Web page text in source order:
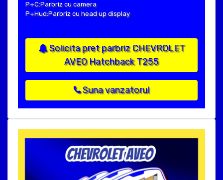
P+C:Parbriz cu camera
P+Hud:Parbriz cu head up display
Solicita pret parbriz CHEVROLET
AVEO Hatchback T255
Suna vanzatorul